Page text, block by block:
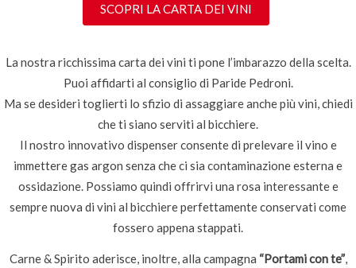
SCOPRI LA CARTA DEI VINI
La nostra ricchissima carta dei vini ti pone l’imbarazzo della scelta.
Puoi affidarti al consiglio di Paride Pedroni.
Ma se desideri toglierti lo sfizio di assaggiare anche più vini, chiedi
che ti siano serviti al bicchiere.
Il nostro innovativo dispenser consente di prelevare il vino e
immettere gas argon senza che ci sia contaminazione esterna e
ossidazione. Possiamo quindi offrirvi una rosa interessante e
sempre nuova di vini al bicchiere perfettamente conservati come
fossero appena stappati.
Carne & Spirito aderisce, inoltre, alla campagna “Portami con te”,